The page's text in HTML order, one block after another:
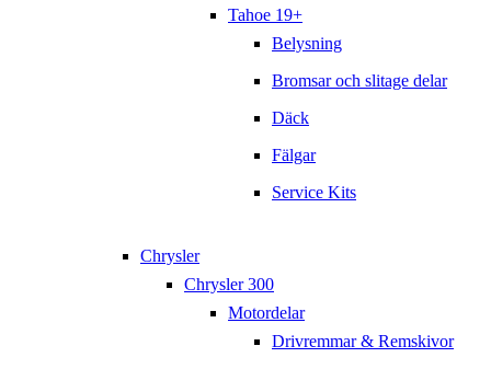
Tahoe 19+
Belysning
Bromsar och slitage delar
Däck
Fälgar
Service Kits
Chrysler
Chrysler 300
Motordelar
Drivremmar & Remskivor